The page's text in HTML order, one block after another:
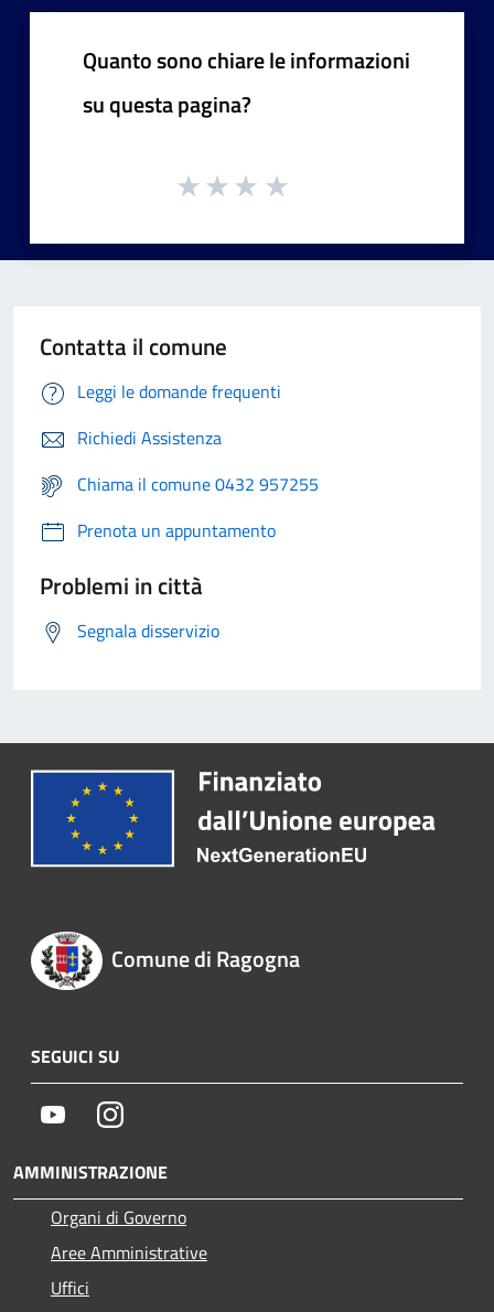
Quanto sono chiare le informazioni
su questa pagina?
Contatta il comune
Leggi le domande frequenti
Richiedi Assistenza
Chiama il comune 0432 957255
Prenota un appuntamento
Problemi in città
Segnala disservizio
Comune di Ragogna
SEGUICI SU
YoutubeInstagram
AMMINISTRAZIONE
Organi di Governo
Aree Amministrative
Uffici